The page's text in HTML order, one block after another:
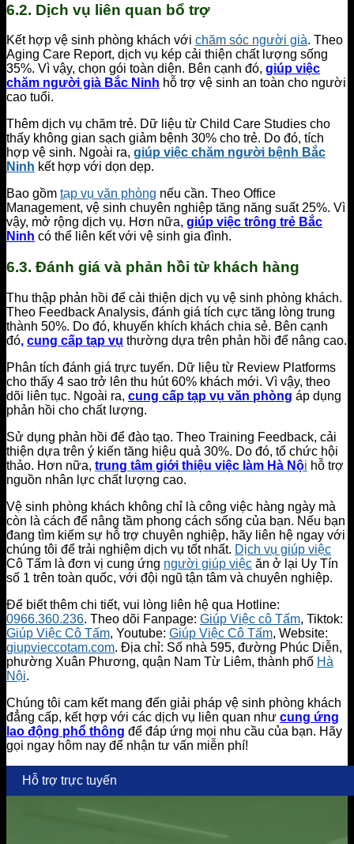
6.2. Dịch vụ liên quan bổ trợ
Kết hợp vệ sinh phòng khách với chăm sóc người già. Theo
Aging Care Report, dịch vụ kép cải thiện chất lượng sống
35%. Vì vậy, chọn gói toàn diện. Bên cạnh đó, giúp việc
chăm người già Bắc Ninh hỗ trợ vệ sinh an toàn cho người
cao tuổi.
Thêm dịch vụ chăm trẻ. Dữ liệu từ Child Care Studies cho
thấy không gian sạch giảm bệnh 30% cho trẻ. Do đó, tích
hợp vệ sinh. Ngoài ra, giúp việc chăm người bệnh Bắc
Ninh kết hợp với dọn dẹp.
Bao gồm tạp vụ văn phòng nếu cần. Theo Office
Management, vệ sinh chuyên nghiệp tăng năng suất 25%. Vì
vậy, mở rộng dịch vụ. Hơn nữa, giúp việc trông trẻ Bắc
Ninh có thể liên kết với vệ sinh gia đình.
6.3. Đánh giá và phản hồi từ khách hàng
Thu thập phản hồi để cải thiện dịch vụ vệ sinh phòng khách.
Theo Feedback Analysis, đánh giá tích cực tăng lòng trung
thành 50%. Do đó, khuyến khích khách chia sẻ. Bên cạnh
đó, cung cấp tạp vụ thường dựa trên phản hồi để nâng cao.
Phân tích đánh giá trực tuyến. Dữ liệu từ Review Platforms
cho thấy 4 sao trở lên thu hút 60% khách mới. Vì vậy, theo
dõi liên tục. Ngoài ra, cung cấp tạp vụ văn phòng áp dụng
phản hồi cho chất lượng.
Sử dụng phản hồi để đào tạo. Theo Training Feedback, cải
thiện dựa trên ý kiến tăng hiệu quả 30%. Do đó, tổ chức hội
thảo. Hơn nữa, trung tâm giới thiệu việc làm Hà Nội hỗ trợ
nguồn nhân lực chất lượng cao.
Vệ sinh phòng khách không chỉ là công việc hàng ngày mà
còn là cách để nâng tầm phong cách sống của bạn. Nếu bạn
đang tìm kiếm sự hỗ trợ chuyên nghiệp, hãy liên hệ ngay với
chúng tôi để trải nghiệm dịch vụ tốt nhất. Dịch vụ giúp việc
Cô Tấm là đơn vị cung ứng người giúp việc ăn ở lại Uy Tín
số 1 trên toàn quốc, với đội ngũ tận tâm và chuyên nghiệp.
Để biết thêm chi tiết, vui lòng liên hệ qua Hotline:
0966.360.236. Theo dõi Fanpage: Giúp Việc cô Tấm, Tiktok:
Giúp Việc Cô Tấm, Youtube: Giúp Việc Cô Tấm, Website:
giupvieccotam.com. Địa chỉ: Số nhà 595, đường Phúc Diễn,
phường Xuân Phương, quận Nam Từ Liêm, thành phố Hà
Nội.
Chúng tôi cam kết mang đến giải pháp vệ sinh phòng khách
đẳng cấp, kết hợp với các dịch vụ liên quan như cung ứng
lao động phổ thông để đáp ứng mọi nhu cầu của bạn. Hãy
gọi ngay hôm nay để nhận tư vấn miễn phí!
Hỗ trợ trực tuyến